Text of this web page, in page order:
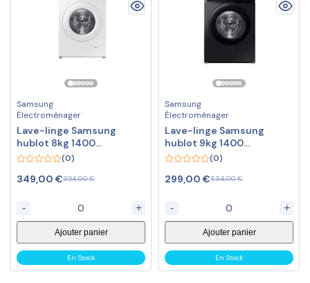
Samsung
Électroménager
Lave-linge Samsung
hublot 8kg 1400
tours/min
out
(0)
394,00€
349,00 €
- +
Ajouter panier
En Stock
Samsung
Électroménager
Lave-linge Samsung
hublot 9kg 1400
tours/min noir
out
(0)
534,00€
299,00 €
- +
Ajouter panier
En Stock